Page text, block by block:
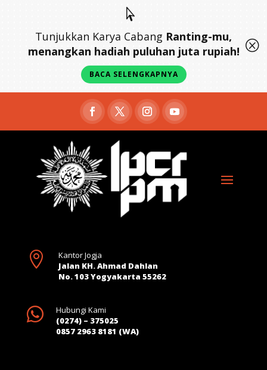

Tunjukkan Karya Cabang Ranting-mu,
menangkan hadiah puluhan juta rupiah!
BACA SELENGKAPNYA
Q

Kantor Jogja
Jalan KH. Ahmad Dahlan
No. 103 Yogyakarta 55262

Hubungi Kami
(0274) – 375025
0857 2963 8181 (WA)